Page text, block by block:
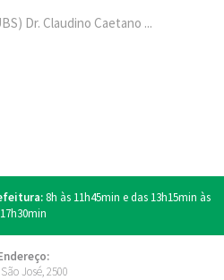
Dr. Claudino Caetano ...
8h às 11h45min e das 13h15min às
17h30min
José, 2500